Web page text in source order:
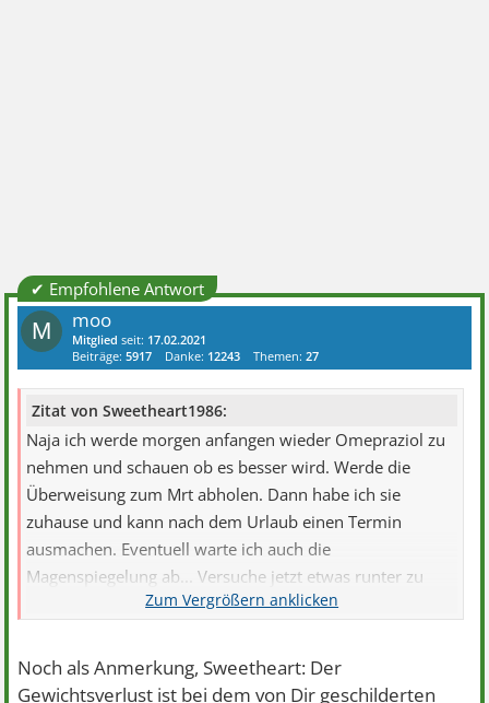
✔ Empfohlene Antwort
M moo
Mitglied seit: 17.02.2021
Beiträge:5917 Danke: 12243 Themen:27
Zitat von Sweetheart1986:
Naja ich werde morgen anfangen wieder Omepraziol zu
nehmen und schauen ob es besser wird. Werde die
Überweisung zum Mrt abholen. Dann habe ich sie
zuhause und kann nach dem Urlaub einen Termin
ausmachen. Eventuell warte ich auch die
Magenspiegelung ab... Versuche jetzt etwas runter zu
Noch als Anmerkung, Sweetheart: Der
Gewichtsverlust ist bei dem von Dir geschilderten